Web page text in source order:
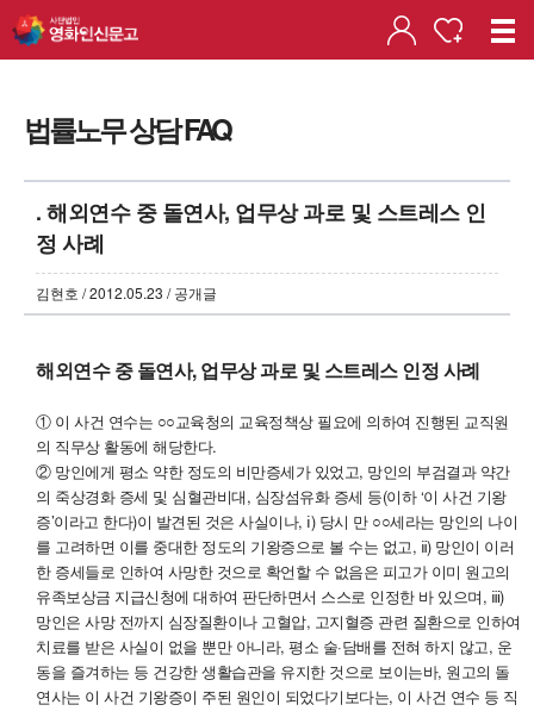
법률노무 상담 FAQ
. 해외연수 중 돌연사, 업무상 과로 및 스트레스 인
정 사례
김현호 / 2012.05.23 / 공개글
해외연수 중 돌연사, 업무상 과로 및 스트레스 인정 사례
① 이 사건 연수는 ○○교육청의 교육정책상 필요에 의하여 진행된 교직원
의 직무상 활동에 해당한다.
② 망인에게 평소 약한 정도의 비만증세가 있었고, 망인의 부검결과 약간
의 죽상경화 증세 및 심혈관비대, 심장섬유화 증세 등(이하 ‘이 사건 기왕
증’이라고 한다)이 발견된 것은 사실이나, ⅰ) 당시 만 ○○세라는 망인의 나이
를 고려하면 이를 중대한 정도의 기왕증으로 볼 수는 없고, ⅱ) 망인이 이러
한 증세들로 인하여 사망한 것으로 확언할 수 없음은 피고가 이미 원고의
유족보상금 지급신청에 대하여 판단하면서 스스로 인정한 바 있으며, ⅲ)
망인은 사망 전까지 심장질환이나 고혈압, 고지혈증 관련 질환으로 인하여
치료를 받은 사실이 없을 뿐만 아니라, 평소 술·담배를 전혀 하지 않고, 운
동을 즐겨하는 등 건강한 생활습관을 유지한 것으로 보이는바, 원고의 돌
연사는 이 사건 기왕증이 주된 원인이 되었다기보다는, 이 사건 연수 등 직